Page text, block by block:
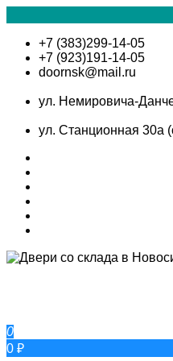
+7 (383)299-14-05
+7 (923)191-14-05
doornsk@mail.ru
ул. Немировича-
ул. Станционная 30а
0
0 ₽